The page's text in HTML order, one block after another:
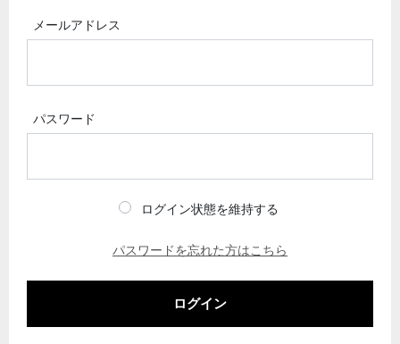
メールアドレス
パスワード
ログイン状態を維持する
パスワードを忘れた方はこちら
ログイン